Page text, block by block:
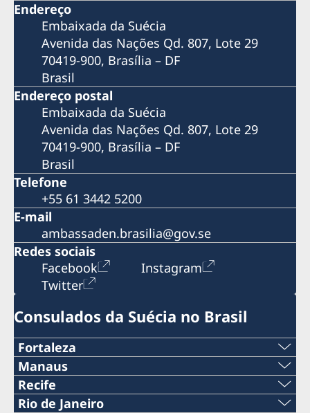
Endereço
Embaixada da Suécia
Avenida das Nações Qd. 807, Lote 29
70419-900, Brasília – DF
Brasil
Endereço postal
Embaixada da Suécia
Avenida das Nações Qd. 807, Lote 29
70419-900, Brasília – DF
Brasil
Telefone
+55 61 3442 5200
E-mail
ambassaden.brasilia@gov.se
Redes sociais
Facebook
Instagram
Twitter
Consulados da Suécia no Brasil
Fortaleza
Tel:
+55 85 98551 1215
Manaus
Telefone:
Recife
Telefone:
Rio de Janeiro